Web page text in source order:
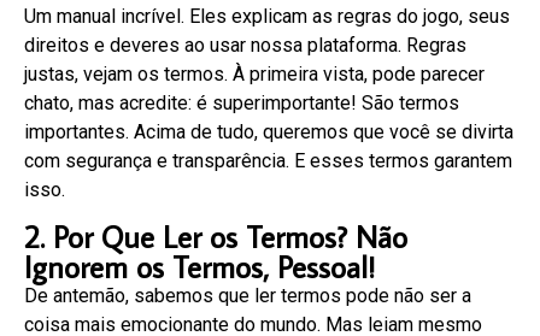
Um manual incrível. Eles explicam as regras do jogo, seus
direitos e deveres ao usar nossa plataforma. Regras
justas, vejam os termos. À primeira vista, pode parecer
chato, mas acredite: é superimportante! São termos
importantes. Acima de tudo, queremos que você se divirta
com segurança e transparência. E esses termos garantem
isso.
2. Por Que Ler os Termos? Não
Ignorem os Termos, Pessoal!
De antemão, sabemos que ler termos pode não ser a
coisa mais emocionante do mundo. Mas leiam mesmo